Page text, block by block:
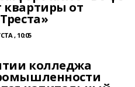
квартиры от
, 10:05
колледжа